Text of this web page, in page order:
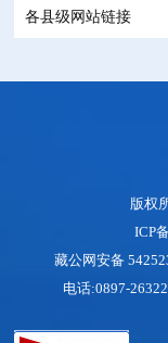
各县级网站链接
版权
ICP
藏公网安备
电话:0897-